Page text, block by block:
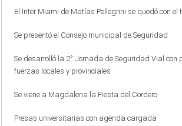
El Inter Miami de Matías Pellegrini se quedó con el
Se presentó el Consejo municipal de Seguridad
Se desarrolló la 2° Jornada de Seguridad Vial con
fuerzas locales y provinciales
Se viene a Magdalena la Fiesta del Cordero
Presas universitarias con agenda cargada